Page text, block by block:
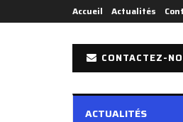
Accueil Actualités
CONTACTEZ-
ACTUALITÉS